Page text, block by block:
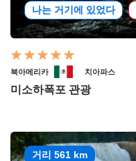
나는 거기에 있었다
북아메리카 치아파스
미소하폭포 관광
거리 561 km